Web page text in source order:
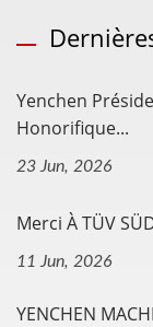
Yenchen
Honorifique...
23 Jun, 2026
Merci À TÜV
11 Jun, 2026
YENCHEN